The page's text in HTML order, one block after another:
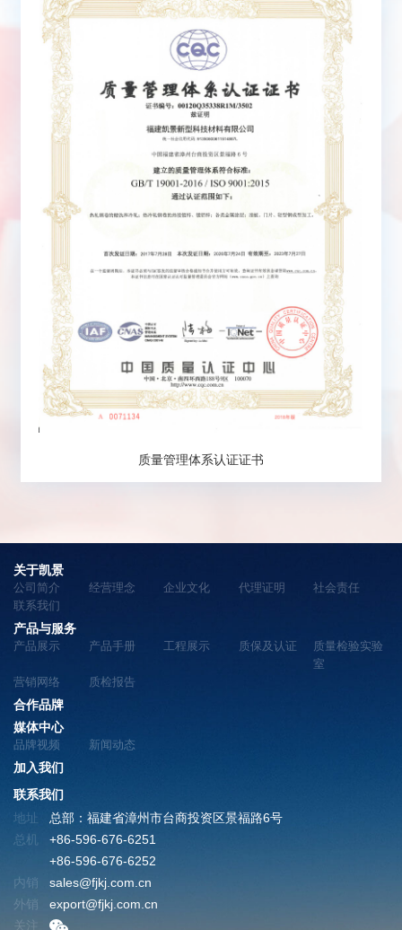
质量管理体系认证证书
关于凯景
公司简介 经营理念 企业文化 代理证明
社会责任
联系我们
产品与服务
产品展示 产品手册 工程展示 质保及认证
质量检验实验
室
营销网络
质检报告
合作品牌
媒体中心
品牌视频 新闻动态
加入我们
联系我们
地址
总部：福建省漳州市台商投资区景福路6号
总机
+86-596-676-6251
+86-596-676-6252
内销
sales@fjkj.com.cn
外销
export@fjkj.com.cn
关注